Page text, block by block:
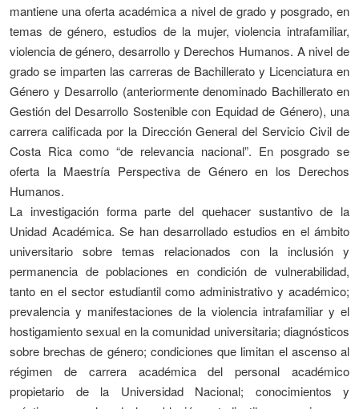
mantiene una oferta académica a nivel de grado y posgrado, en
temas de género, estudios de la mujer, violencia intrafamiliar,
violencia de género, desarrollo y Derechos Humanos. A nivel de
grado se imparten las carreras de Bachillerato y Licenciatura en
Género y Desarrollo (anteriormente denominado Bachillerato en
Gestión del Desarrollo Sostenible con Equidad de Género), una
carrera calificada por la Dirección General del Servicio Civil de
Costa Rica como “de relevancia nacional”. En posgrado se
oferta la Maestría Perspectiva de Género en los Derechos
Humanos.
La investigación forma parte del quehacer sustantivo de la
Unidad Académica. Se han desarrollado estudios en el ámbito
universitario sobre temas relacionados con la inclusión y
permanencia de poblaciones en condición de vulnerabilidad,
tanto en el sector estudiantil como administrativo y académico;
prevalencia y manifestaciones de la violencia intrafamiliar y el
hostigamiento sexual en la comunidad universitaria; diagnósticos
sobre brechas de género; condiciones que limitan el ascenso al
régimen de carrera académica del personal académico
propietario de la Universidad Nacional; conocimientos y